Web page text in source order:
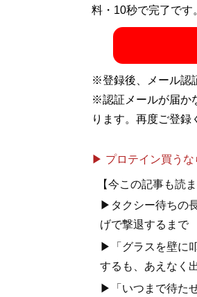
料・10秒で完了です。
※登録後、メール認
※認証メールが届か
ります。再度ご登録
▶ プロテイン買うな
【今この記事も読
▶タクシー待ちの
げで撃退するまで
▶「グラスを壁に
するも、あえなく
▶「いつまで待た